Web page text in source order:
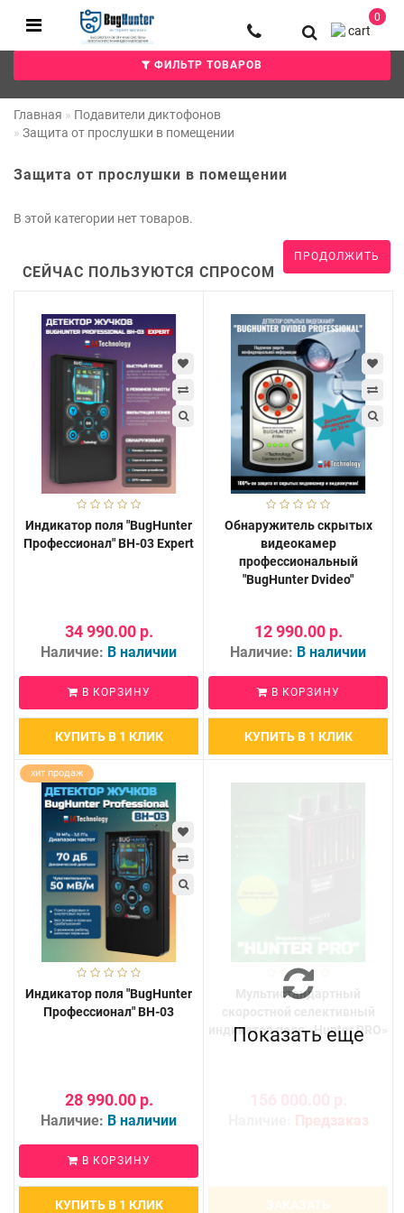
0
ФИЛЬТР ТОВАРОВ
Главная
Подавители диктофонов
Защита от прослушки в помещении
Защита от прослушки в помещении
В этой категории нет товаров.
ПРОДОЛЖИТЬ
СЕЙЧАС ПОЛЬЗУЮТСЯ СПРОСОМ
Индикатор поля "BugHunter
Профессионал" BH-03 Expert
34 990.00 р.
Наличие: В наличии
В КОРЗИНУ
КУПИТЬ В 1 КЛИК
Обнаружитель скрытых
видеокамер
профессиональный
"BugHunter Dvideo"
12 990.00 р.
Наличие: В наличии
В КОРЗИНУ
КУПИТЬ В 1 КЛИК
хит продаж
Индикатор поля "BugHunter
Профессионал" BH-03
28 990.00 р.
Наличие: В наличии
В КОРЗИНУ
КУПИТЬ В 1 КЛИК
Мультистандартный
индикатор поля «Hunter PRO»
Предзаказ
Показать еще